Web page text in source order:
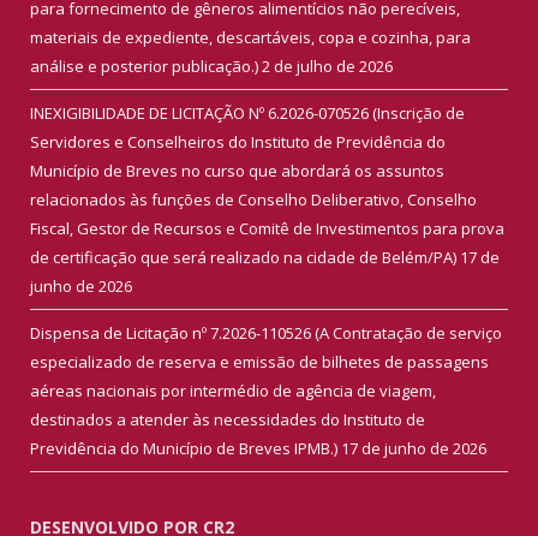
para fornecimento de gêneros alimentícios não perecíveis,
materiais de expediente, descartáveis, copa e cozinha, para
análise e posterior publicação.)2 de julho de 2026
INEXIGIBILIDADE DE LICITAÇÃO Nº 6.2026-070526 (Inscrição de
Servidores e Conselheiros do Instituto de Previdência do
Município de Breves no curso que abordará os assuntos
relacionados às funções de Conselho Deliberativo, Conselho
Fiscal, Gestor de Recursos e Comitê de Investimentos para prova
de certificação que será realizado na cidade de Belém/PA) 17 de
junho de 2026
Dispensa de Licitação nº 7.2026-110526 (A Contratação de serviço
especializado de reserva e emissão de bilhetes de passagens
aéreas nacionais por intermédio de agência de viagem,
destinados a atender às necessidades do Instituto de
Previdência do Município de Breves IPMB.) 17 de junho de 2026
DESENVOLVIDO POR CR2